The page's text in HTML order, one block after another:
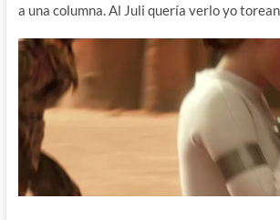
a una columna. Al Juli quería verlo yo